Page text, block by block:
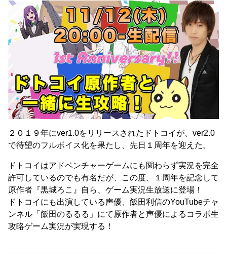
２０１９年にver1.0をリリースされたドトコイが、ver2.0
で待望のフルボイス化を果たし、先日１周年を迎えた。
ドトコイはアドベンチャーゲームにも関わらず実況を完全
許可しているのでも有名だが、この度、１周年を記念して
原作者『黒城ろこ』自ら、ゲーム実況生放送に登場！
ドトコイにも出演している声優、飯田利信のYouTubeチャ
ンネル「飯田のるるる」にて原作者と声優によるコラボ生
攻略ゲーム実況が実現する！